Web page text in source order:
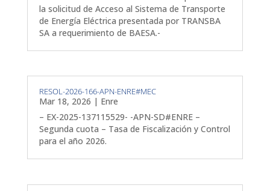
la solicitud de Acceso al Sistema de Transporte
de Energía Eléctrica presentada por TRANSBA
SA a requerimiento de BAESA.-
RESOL-2026-166-APN-ENRE#MEC
Mar 18, 2026 | Enre
– EX-2025-137115529- -APN-SD#ENRE –
Segunda cuota – Tasa de Fiscalización y Control
para el año 2026.